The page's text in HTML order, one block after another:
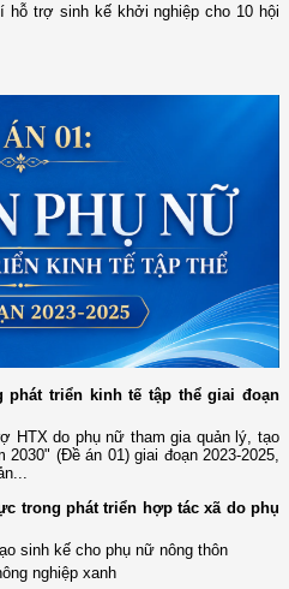
hỗ trợ sinh kế khởi nghiệp cho 10 hội
phát triển kinh tế tập thể giai đoạn
HTX do phụ nữ tham gia quản lý, tạo
(Đề án 01) giai đoạn 2023-2025,
trong phát triển hợp tác xã do phụ
sinh kế cho phụ nữ nông thôn
nghiệp xanh